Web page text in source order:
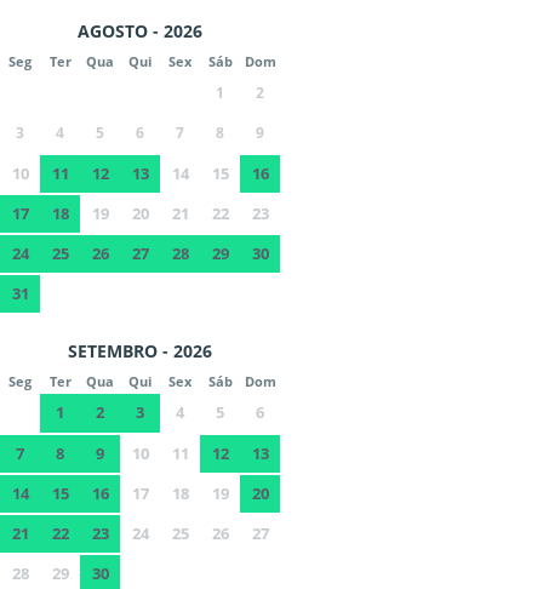
AGOSTO - 2026
Seg Ter Qua Qui Sex Sáb Dom
1
2
3
4 5 6 7 8 9
10 11 12 13 14 15
16
17
18 19 20 21 22
23
24
25 26 27 28 29
30
31
SETEMBRO - 2026
Seg Ter Qua Qui Sex Sáb Dom
1 2 3 4 5
6
7
8 9 10 11 12
13
14
15 16 17 18 19
20
21
22 23 24 25 26
27
28
29 30